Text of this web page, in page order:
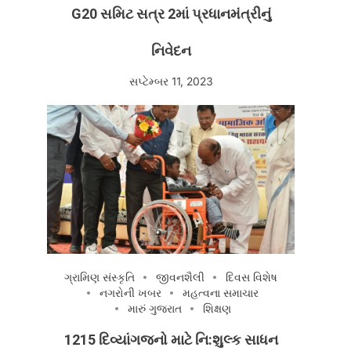
G20 સમિટ સત્ર 2માં પ્રધાનમંત્રીનું
નિવેદન
સપ્ટેમ્બર 11, 2023
ગ્રામિણ સંસ્કૃતિ જીવનશૈલી
દિવસ વિશેષ
નગરોની ખબર
મહત્વના સમાચાર
મારું ગુજરાત
શિક્ષણ
1215 દિવ્યાંગજનો માટે નિ:શુલ્ક સાધન